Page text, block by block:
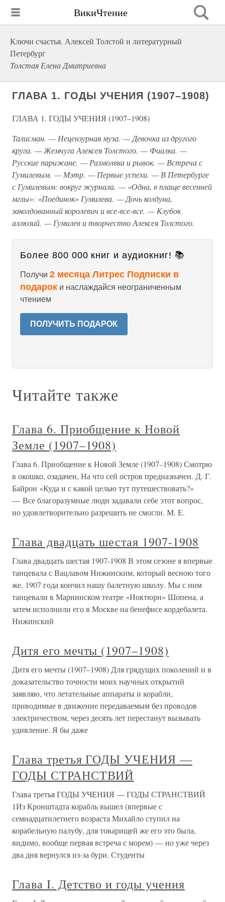
ВикиЧтение
Ключи счастья. Алексей Толстой и литературный
Петербург
Толстая Елена Дмитриевна
ГЛАВА 1. ГОДЫ УЧЕНИЯ (1907–1908)
ГЛАВА 1. ГОДЫ УЧЕНИЯ (1907–1908)
Талисман. — Нецензурная муза. — Девочка из другого
круга. — Жемчуга Алексея Толстого. — Фиалка. —
Русские парижане. — Размолвка и рывок. — Встреча с
Гумилевым. — Мэтр. — Первые успехи. — В Петербурге
с Гумилевым: вокруг журнала. — «Одна, в плаще весенней
мглы»: «Поединок» Гумилева. — Дочь колдуна,
заколдованный королевич и все-все-все. — Клубок
аллюзий. — Гумилев и творчество Алексея Толстого.
Более 800 000 книг и аудиокниг! 📚
Получи 2 месяца Литрес Подписки в
подарок и наслаждайся неограниченным
чтением
ПОЛУЧИТЬ ПОДАРОК
Читайте также
Глава 6. Приобщение к Новой
Земле (1907–1908)
Глава 6. Приобщение к Новой Земле (1907–1908) Смотрю
в окошко, озадачен, На что сей остров предназначен. Д. Г.
Байрон «Куда и с какой целью тут путешествовать?»
— Все благоразумные люди задавали себе этот вопрос,
но удовлетворительно разрешить не смогли. М. Е.
Глава двадцать шестая 1907-1908
Глава двадцать шестая 1907-1908 В этом сезоне я впервые
танцевала с Вацлавом Нижинским, который весною того
же, 1907 года кончил нашу балетную школу. Мы с ним
танцевали в Мариинском театре «Ноктюрн» Шопена, а
затем исполнили его в Москве на бенефисе кордебалета.
Нижинский
Дитя его мечты (1907–1908)
Дитя его мечты (1907–1908) Для грядущих поколений и в
доказательство точности моих научных открытий
заявляю, что летательные аппараты и корабли,
приводимые в движение передаваемым без проводов
электричеством, через десять лет перестанут вызывать
удивление. Я бы даже
Глава третья ГОДЫ УЧЕНИЯ —
ГОДЫ СТРАНСТВИЙ
Глава третья ГОДЫ УЧЕНИЯ — ГОДЫ СТРАНСТВИЙ
1Из Кронштадта корабль вышел (впервые с
семнадцатилетнего возраста Михайло ступил на
корабельную палубу, для товарищей же его это была,
видимо, вообще первая встреча с морем) — но уже через
два дня вернулся из-за бури. Студенты
Глава I. Детство и годы учения